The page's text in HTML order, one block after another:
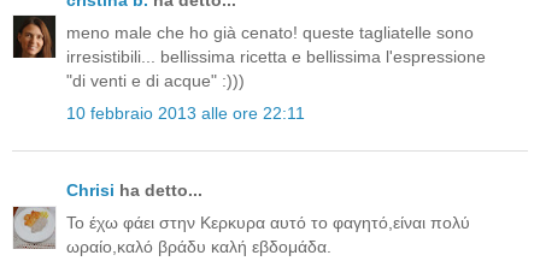
meno male che ho già cenato! queste tagliatelle sono
irresistibili... bellissima ricetta e bellissima l'espressione
"di venti e di acque" :)))
10 febbraio 2013 alle ore 22:11
Chrisi ha detto...
Το έχω φάει στην Κερκυρα αυτό το φαγητό,είναι πολύ
ωραίο,καλό βράδυ καλή εβδομάδα.